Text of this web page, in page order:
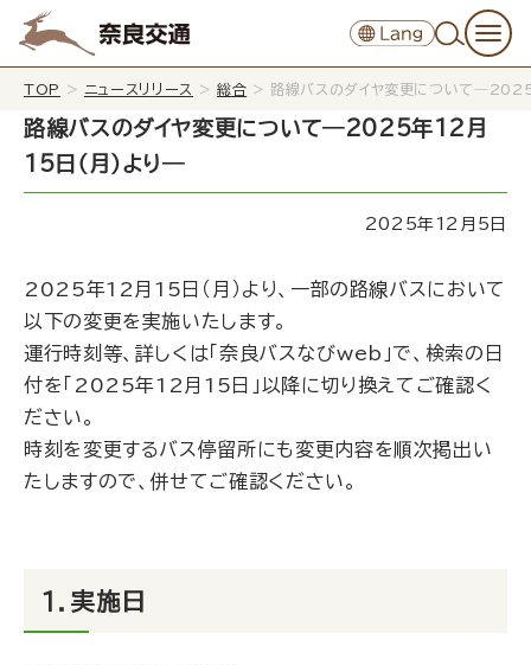
TOP > ニュースリリース > 総合 > 路線バスのダイヤ変更について
路線バスのダイヤ変更について―2025年12月
15日（月）より―
2025年12月5日
2025年12月15日（月）より、一部の路線バスにおいて
以下の変更を実施いたします。
運行時刻等、詳しくは「奈良バスなびweb 」で、検索の日
付を「2025年12月15日」以降に切り換えてご確認く
ださい。
時刻を変更するバス停留所にも変更内容を順次掲出い
たしますので、併せてご確認ください。
1．実施日